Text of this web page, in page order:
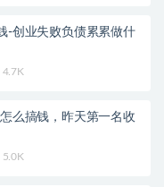
-创业失败负债累累做什
4.7K
么搞钱，昨天第一名收
5.0K